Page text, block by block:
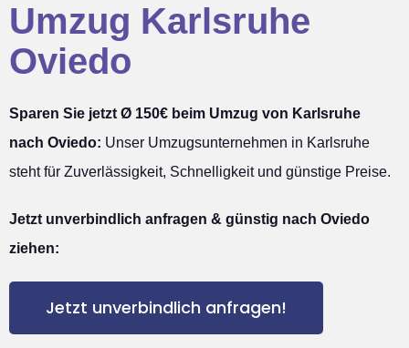
Umzug Karlsruhe
Oviedo
Sparen Sie jetzt Ø 150€ beim Umzug von Karlsruhe
nach Oviedo: Unser Umzugsunternehmen in Karlsruhe
steht für Zuverlässigkeit, Schnelligkeit und günstige Preise.
Jetzt unverbindlich anfragen & günstig nach Oviedo
ziehen:
Jetzt unverbindlich anfragen!